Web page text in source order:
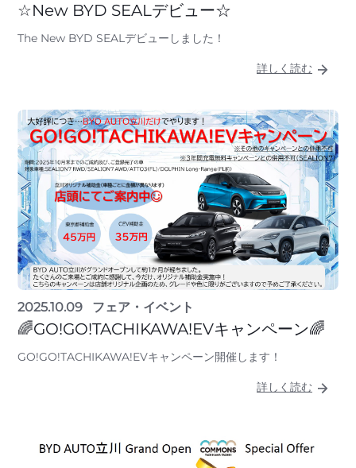
☆New BYD SEALデビュー☆
The New BYD SEALデビューしました！
詳しく読む
2025.10.09 フェア・イベント
🌈GO!GO!TACHIKAWA!EVキャンペーン🌈
GO!GO!TACHIKAWA!EVキャンペーン開催します！
詳しく読む